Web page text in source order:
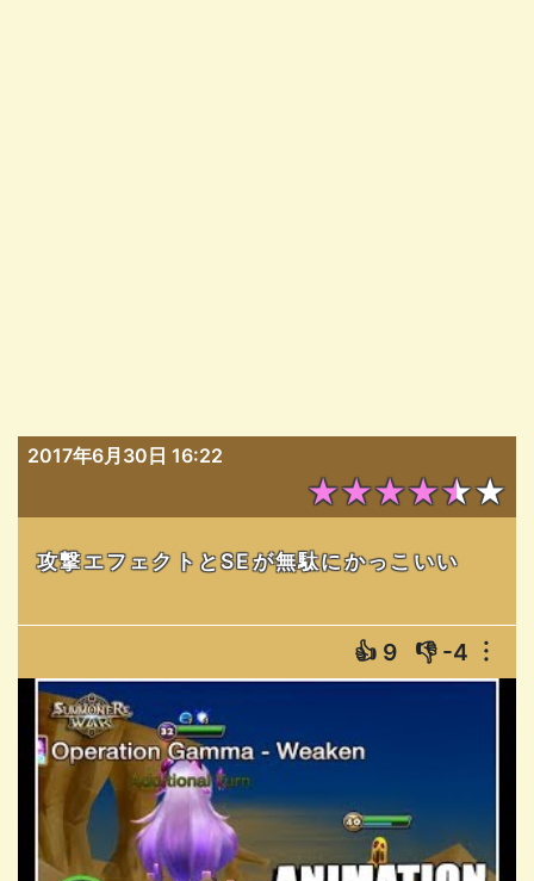
2017年6月30日 16:22
★★★★★★
攻撃エフェクトとSEが無駄にかっこいい
👍 9 👎 -4 ︙